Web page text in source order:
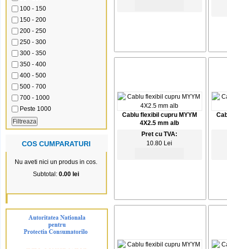
100 - 150
150 - 200
200 - 250
250 - 300
300 - 350
350 - 400
400 - 500
500 - 700
700 - 1000
Peste 1000
COS CUMPARATURI
Nu aveti nici un produs in cos.
Subtotal: 0.00 lei
Cablu flexibil cupru MYYM
4X2.5 mm alb
Pret cu TVA:
10.80 Lei